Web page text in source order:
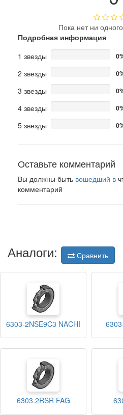
Пока нет ни
Подробная информация
1 звезды
2 звезды
3 звезды
4 звезды
5 звезды
Оставьте комментарий
Вы должны быть вошедший в
комментарий
Аналоги: Сравнить
6303-2NSE9C3 NACHI
6303.2RSR FAG